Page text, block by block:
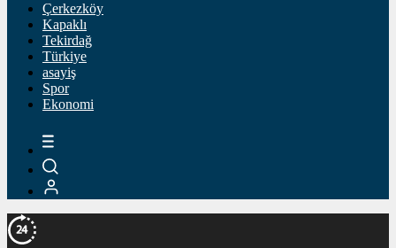
Çerkezköy
Kapaklı
Tekirdağ
Türkiye
asayiş
Spor
Ekonomi